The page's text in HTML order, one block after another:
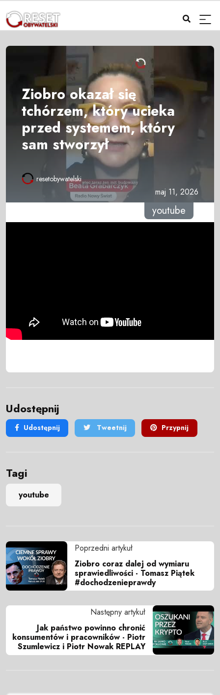
Ziobro okazał się
tchórzem, który ucieka
przed systemem, który
sam stworzył
resetobywatelski
maj 11, 2026
youtube
Udostępnij
Udostępnij Tweetnij Przypnij
Tagi
youtube
Poprzedni artykuł
Ziobro coraz dalej od wymiaru
sprawiedliwości - Tomasz Piątek
#dochodzenieprawdy
Następny artykuł
Jak państwo powinno chronić
konsumentów i pracowników - Piotr
Szumlewicz i Piotr Nowak REPLAY